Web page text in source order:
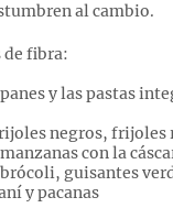
al cambio.
de fibra:
y las pastas
negros, frijoles
con la
guisantes
y pacanas